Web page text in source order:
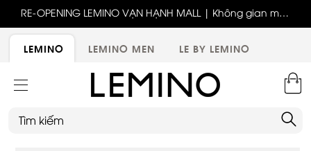
RE-OPENING LEMINO VẠN HẠNH MALL | Không gian mới,
trải nghiệm mới, ưu đãi tri ân đặc biệt
LEMINO
LEMINO MEN LE BY LEMINO